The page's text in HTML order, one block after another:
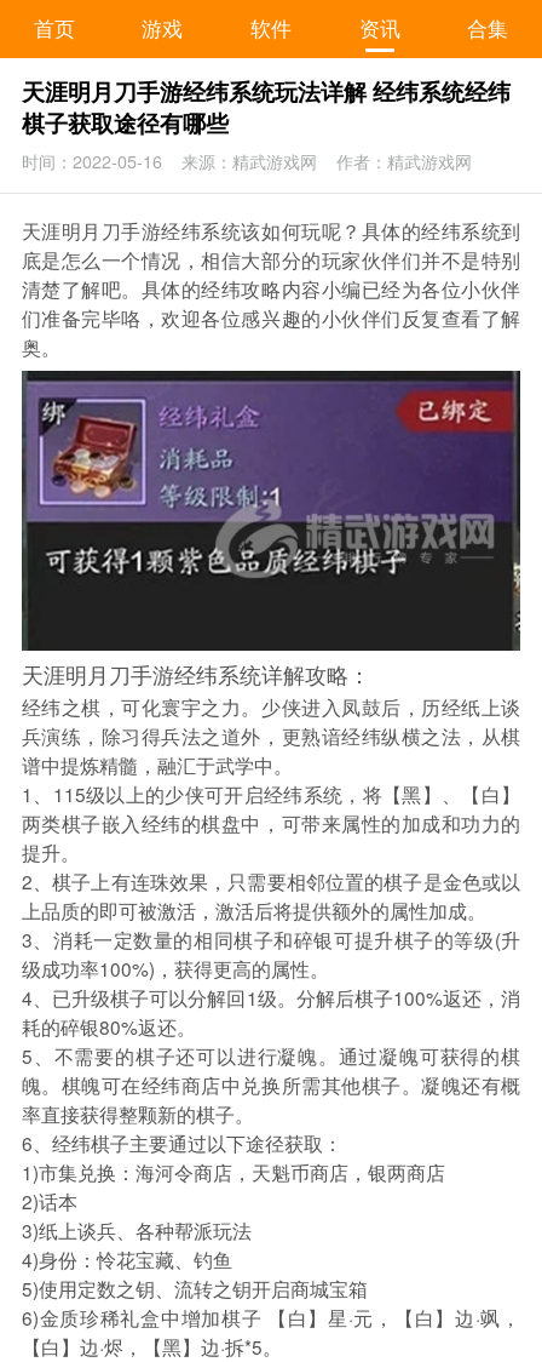
首页 游戏 软件 资讯 合集
天涯明月刀手游经纬系统玩法详解 经纬系统经纬
棋子获取途径有哪些
时间：2022-05-16 来源：精武游戏网 作者：精武游戏网
天涯明月刀手游经纬系统该如何玩呢？具体的经纬系统到
底是怎么一个情况，相信大部分的玩家伙伴们并不是特别
清楚了解吧。具体的经纬攻略内容小编已经为各位小伙伴
们准备完毕咯，欢迎各位感兴趣的小伙伴们反复查看了解
奥。
天涯明月刀手游经纬系统详解攻略：
经纬之棋，可化寰宇之力。少侠进入凤鼓后，历经纸上谈
兵演练，除习得兵法之道外，更熟谙经纬纵横之法，从棋
谱中提炼精髓，融汇于武学中。
1、115级以上的少侠可开启经纬系统，将【黑】、【白】
两类棋子嵌入经纬的棋盘中，可带来属性的加成和功力的
提升。
2、棋子上有连珠效果，只需要相邻位置的棋子是金色或以
上品质的即可被激活，激活后将提供额外的属性加成。
3、消耗一定数量的相同棋子和碎银可提升棋子的等级(升
级成功率100%)，获得更高的属性。
4、已升级棋子可以分解回1级。分解后棋子100%返还，消
耗的碎银80%返还。
5、不需要的棋子还可以进行凝魄。通过凝魄可获得的棋
魄。棋魄可在经纬商店中兑换所需其他棋子。凝魄还有概
率直接获得整颗新的棋子。
6、经纬棋子主要通过以下途径获取：
1)市集兑换：海河令商店，天魁币商店，银两商店
2)话本
3)纸上谈兵、各种帮派玩法
4)身份：怜花宝藏、钓鱼
5)使用定数之钥、流转之钥开启商城宝箱
6)金质珍稀礼盒中增加棋子 【白】星·元，【白】边·飒，
【白】边·烬，【黑】边·拆*5。